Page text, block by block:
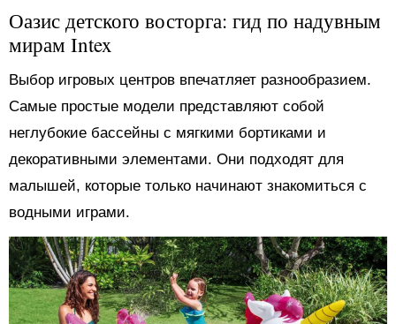
Оазис детского восторга: гид по надувным
мирам Intex
Выбор игровых центров впечатляет разнообразием.
Самые простые модели представляют собой
неглубокие бассейны с мягкими бортиками и
декоративными элементами. Они подходят для
малышей, которые только начинают знакомиться с
водными играми.